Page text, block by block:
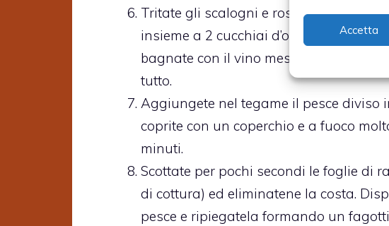
Accetta
Tritate gli scalogni e rosolateli in un
insieme a 2 cucchiai d’olio.
bagnate con il vino mescolato allo
tutto.
Aggiungete nel tegame il pesce diviso
coprite con un coperchio e a fuoco
minuti.
Scottate per pochi secondi le foglie di
di cottura) ed eliminatene la costa.
pesce e ripiegatela formando un